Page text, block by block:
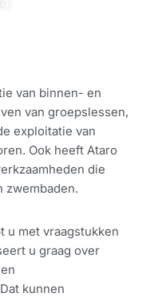
van binnen- en
van groepslessen,
exploitatie van
Ook heeft Ataro
die
zwembaden.
u met vraagstukken
u graag over
kunnen